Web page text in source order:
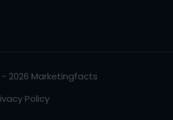
2026 Marketingfacts
Policy